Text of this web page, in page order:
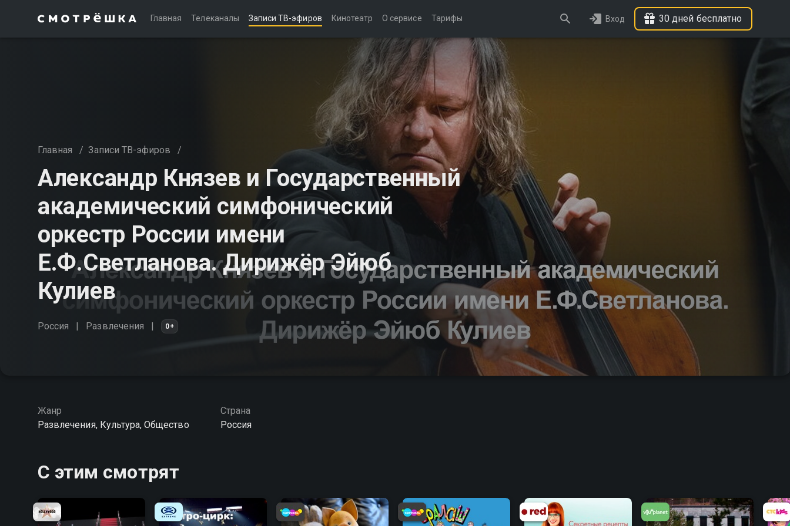
Главная Телеканалы Записи ТВ-эфиров Кинотеатр О сервисе Тарифы Вход 30 дней бесплатно
Главная / Записи ТВ-эфиров /
Александр Князев и Государственный
академический симфонический
оркестр России имени
Е.Ф.Светланова. Дирижёр Эйюб
Кулиев
Россия Развлечения 0+
Жанр
Развлечения, Культура, Общество
Страна
Россия
С этим смотрят